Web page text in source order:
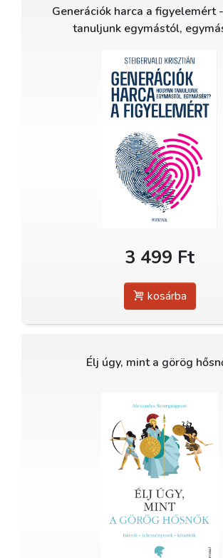
Generációk harca a figyelemért
tanuljunk egymástól,
3 499 Ft
kosárba
Élj úgy, mint a görög